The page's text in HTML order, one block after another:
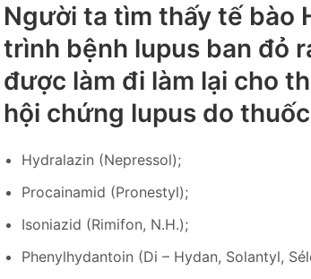
Người ta tìm thấy tế bào
trình bệnh lupus ban đỏ
được làm đi làm lại cho
hội chứng lupus do
Hydralazin (Nepressol);
Procainamid (Pronestyl);
Isoniazid (Rimifon, N.H.);
Phenylhydantoin (Di – Hydan, Solantyl,